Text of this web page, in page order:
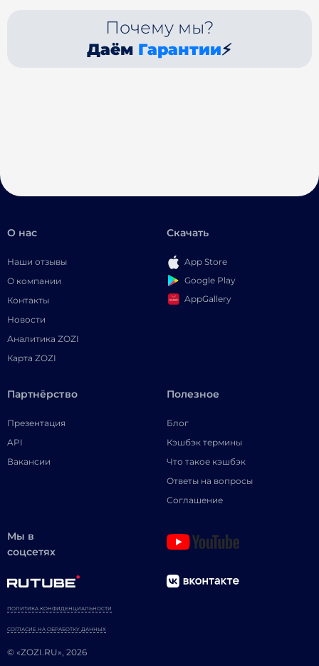
Почему мы?
Даём Гарантии⚡
О нас
Наши отзывы
О компании
Контакты
Новости
Аналитика ZOZI
Карта ZOZI
Скачать
App Store
Google Play
AppGallery
Партнёрство
Презентация
API
Вакансии
Полезное
Блог
Кэшбэк термины
Что такое кэшбэк
Ответы на вопросы
Соглашение
Мы в
соцсетях
© «ZOZI.RU», 2026
ПОЛИТИКА КОНФИДЕНЦИАЛЬНОСТИ
СОГЛАСИЕ НА ОБРАБОТКУ ДАННЫХ